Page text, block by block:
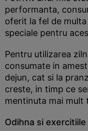
performanta,
oferit la fel de
speciale pentru
Pentru utilizarea
consumate in
dejun, cat si la
creste, in timp ce
mentinuta mai mult
Odihna si